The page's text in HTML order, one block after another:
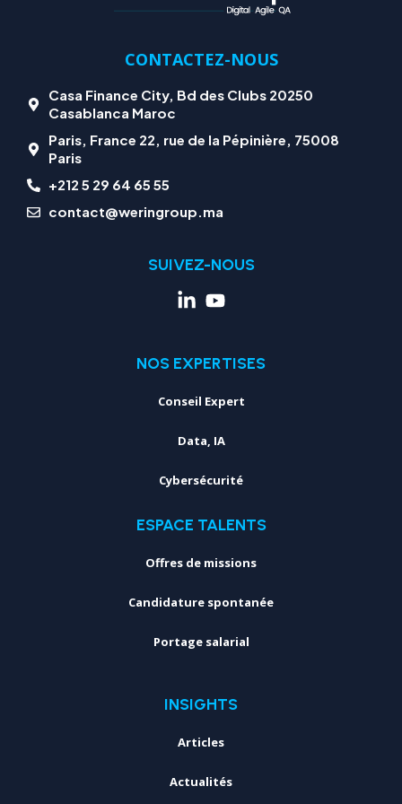
CONTACTEZ-NOUS
Casa Finance City, Bd des Clubs 20250
Casablanca Maroc
Paris, France 22, rue de la Pépinière, 75008
Paris
+212 5 29 64 65 55
contact@weringroup.ma
SUIVEZ-NOUS
NOS EXPERTISES
Conseil Expert
Data, IA
Cybersécurité
ESPACE TALENTS
Offres de missions
Candidature spontanée
Portage salarial
INSIGHTS
Articles
Actualités